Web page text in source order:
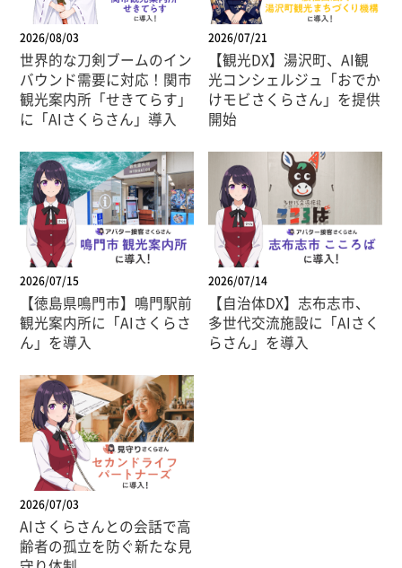
2026/08/03
世界的な刀剣ブームのイン
バウンド需要に対応！関市
観光案内所「せきてらす」
に「AIさくらさん」導入
2026/07/21
【観光DX】湯沢町、AI観
光コンシェルジュ「おでか
けモビさくらさん」を提供
開始
2026/07/15
【徳島県鳴門市】鳴門駅前
観光案内所に「AIさくらさ
ん」を導入
2026/07/14
【自治体DX】志布志市、
多世代交流施設に「AIさく
らさん」を導入
2026/07/03
AIさくらさんとの会話で高
齢者の孤立を防ぐ新たな見